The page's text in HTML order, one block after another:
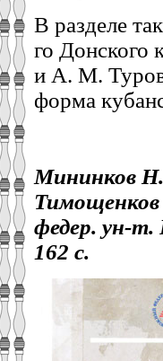
В разделе
го Донского
и А. М.
форма
Мининков Н.
федер.
162 с.